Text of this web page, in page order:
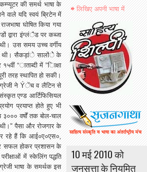
की समर्थ भाषा के
वाले यदि स्वयं ब्रिटेन में
राजभाषा घोषित किया गया
द्वारा इंग्लंैड पर कब्जा
थी। उस समय उच्च वर्गीय
थी। सैकड़ांे सालोंेे के
१५वीं“ाताब्दी में”िाक्षा
तरह स्थापित हो सकी।
नेÝेंच व लैटिन से
एण्ड आर्टिफिसियल
प्रयाप्त होते हुए भी
३००० वर्षों तक बोल-चाल
"पैसा और रोजगार के
रहे हैं कि आई०ए०एस०,
सफल होकर प्रशासन के
परीक्षाओं में स्केलिंग पद्धति
भाषा के समर्थक इस
लिखिए अपनी भाषा में
10 मई 2010 को
जनसत्ता के नियमित